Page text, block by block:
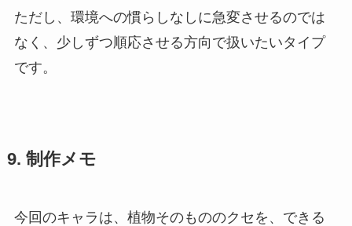
ただし、環境への慣らしなしに急変させるのでは
なく、少しずつ順応させる方向で扱いたいタイプ
です。
9. 制作メモ
今回のキャラは、植物そのもののクセを、できる